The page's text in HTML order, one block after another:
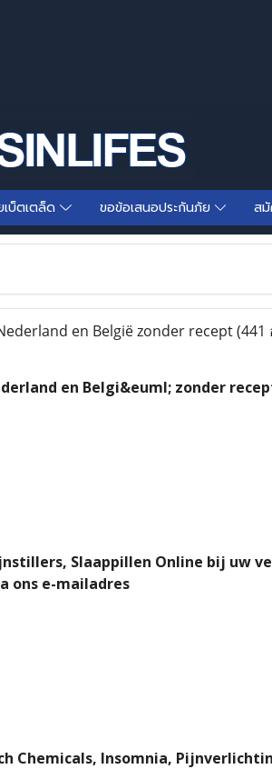
เบ็ตเตล็ด ขอข้อเสนอประกันภัย ส
en België zonder recept(441
en Belgi&euml; zonder
Slaappillen Online bij
ons e-mailadres
Chemicals, Insomnia,